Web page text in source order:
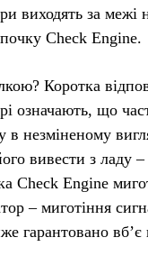
виходять за
Check Engine.
Коротка
означають, що
незміненому
вивести з ладу
Check Engine
– миготіння
гарантовано вб’є